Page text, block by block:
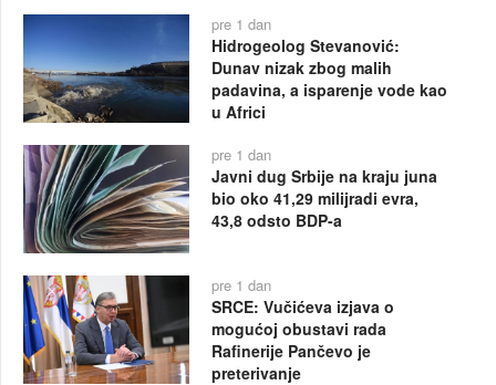
pre 1 dan
Hidrogeolog Stevanović:
Dunav nizak zbog malih
padavina, a isparenje vode kao
u Africi
pre 1 dan
Javni dug Srbije na kraju juna
bio oko 41,29 milijradi evra,
43,8 odsto BDP-a
pre 1 dan
SRCE: Vučićeva izjava o
mogućoj obustavi rada
Rafinerije Pančevo je
preterivanje